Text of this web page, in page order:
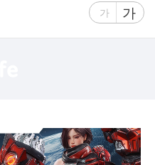
글
가
글
자
가